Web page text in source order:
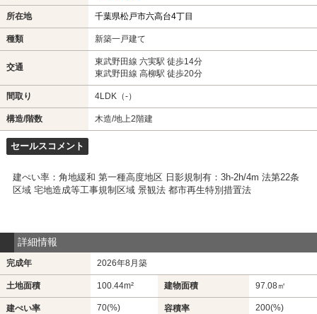
所在地 千葉県松戸市六高台4丁目
種類 新築一戸建て
交通
東武野田線 六実駅 徒歩14分
東武野田線 高柳駅 徒歩20分
間取り 4LDK（-）
構造/階数 木造/地上2階建
セールスコメント
建ぺい率：角地緩和 第一種高度地区 日影規制有：3h-2h/4m 法第22条
区域 宅地造成等工事規制区域 景観法 都市再生特別措置法
詳細情報
完成年 2026年8月築
土地面積 100.44m² 建物面積 97.08㎡
建ぺい率 70(%) 容積率 200(%)